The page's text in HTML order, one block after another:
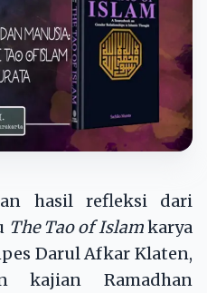
hasil refleksi dari
The Tao of Islamkarya
Darul Afkar Klaten,
kajian Ramadhan